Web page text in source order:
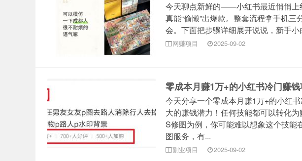
今天聊点新鲜的——小红书最近悄悄上
真能“偷懒”出爆款。整套流程拿手机
会。下面把步骤详细展开说说，新手
网赚项目 2025-09-02
零成本月赚1万+的小红书冷门赚钱
今天分享一个零成本月赚1万+的小红
大的赚钱潜力！任何技能都可以转化
S修图为例，你可能难以想象这个技能
图服务，有...
副业项目 2025-09-02